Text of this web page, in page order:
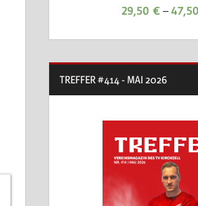
29,50€ –
TREFFER #414 - MAI 2026